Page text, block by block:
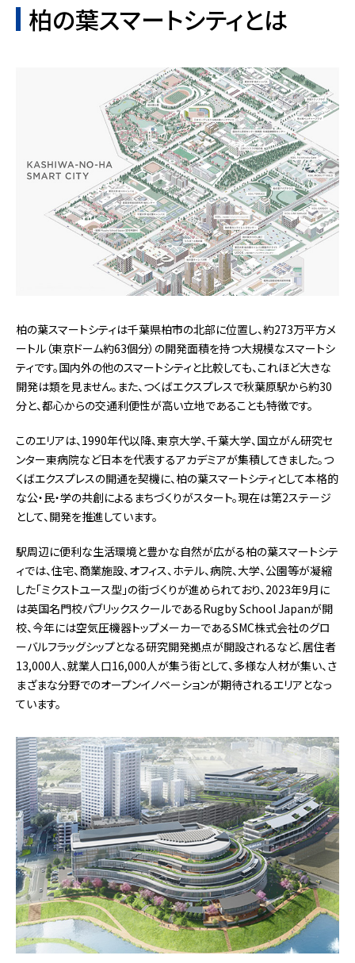
柏の葉スマートシティとは
柏の葉スマートシティは千葉県柏市の北部に位置し、約273万平方メ
ートル（東京ドーム約63個分）の開発面積を持つ大規模なスマートシ
ティです。国内外の他のスマートシティと比較しても、これほど大きな
開発は類を見ません。また、つくばエクスプレスで秋葉原駅から約30
分と、都心からの交通利便性が高い立地であることも特徴です。
このエリアは、1990年代以降、東京大学、千葉大学、国立がん研究セ
ンター東病院など日本を代表するアカデミアが集積してきました。つ
くばエクスプレスの開通を契機に、柏の葉スマートシティとして本格的
な公・民・学の共創によるまちづくりがスタート。現在は第2ステージ
として、開発を推進しています。
駅周辺に便利な生活環境と豊かな自然が広がる柏の葉スマートシテ
ィでは、住宅、商業施設、オフィス、ホテル、病院、大学、公園等が凝縮
した「ミクストユース型」の街づくりが進められており、2023年9月に
は英国名門校パブリックスクールであるRugby School Japanが開
校、今年には空気圧機器トップメーカーであるSMC株式会社のグロ
ーバルフラッグシップとなる研究開発拠点が開設されるなど、居住者
13,000人、就業人口16,000人が集う街として、多様な人材が集い、さ
まざまな分野でのオープンイノベーションが期待されるエリアとなっ
ています。